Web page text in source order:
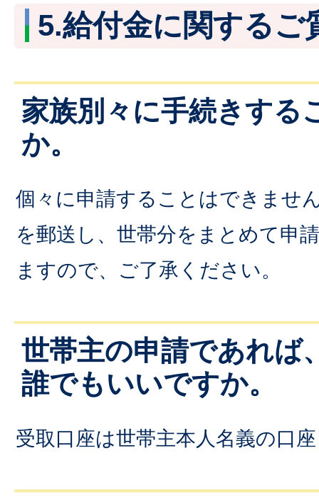
5.給付金に関するご
家族別々に手続きする
か。
個々に申請することはできませ
を郵送し、世帯分をまとめて申
ますので、ご了承ください。
世帯主の申請であれば
誰でもいいですか。
受取口座は世帯主本人名義の口